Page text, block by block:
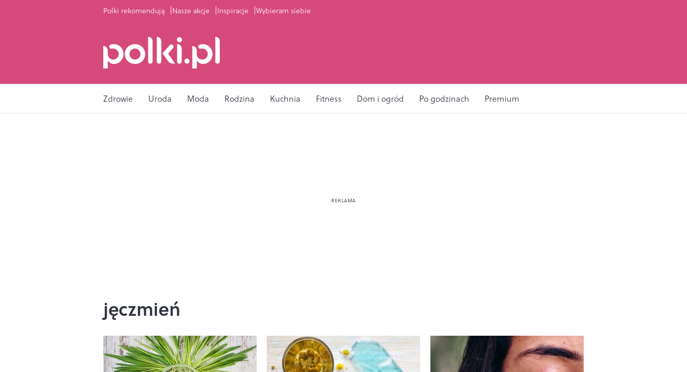
Polki rekomendują Nasze akcje Inspiracje Wybieram siebie
Zdrowie Uroda Moda Rodzina Kuchnia Fitness Dom i ogród Po godzinach Premium
jęczmień